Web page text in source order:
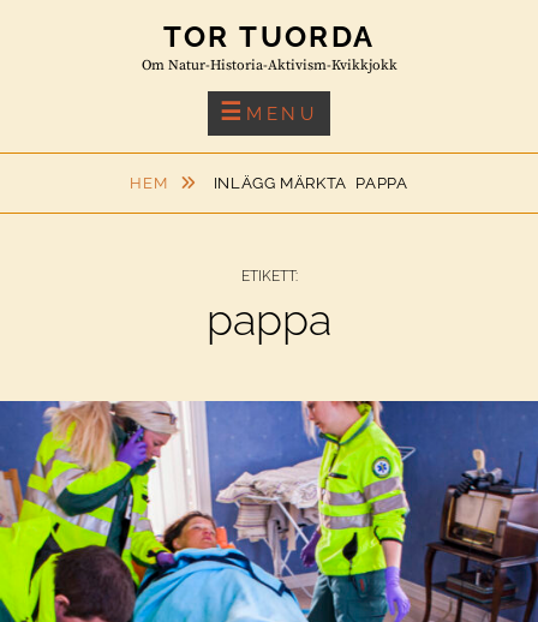
TOR TUORDA
Om Natur-Historia-Aktivism-Kvikkjokk
MENU
HEM INLÄGG MÄRKTA PAPPA
ETIKETT:
pappa